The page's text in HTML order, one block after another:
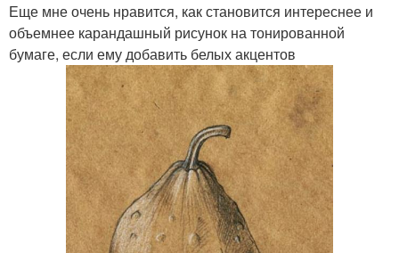
Еще мне очень нравится, как становится интереснее и
объемнее карандашный рисунок на тонированной
бумаге, если ему добавить белых акцентов